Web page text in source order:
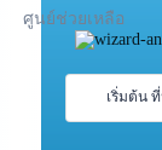
ศูนย์ช่วยเหลือ
เริ่มต้น